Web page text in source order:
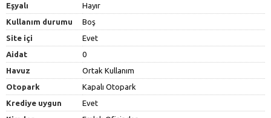
Eşyalı
Hayır
Kullanım durumu
Boş
Site içi
Evet
Aidat
0
Havuz
Ortak Kullanım
Otopark
Kapalı Otopark
Krediye uygun
Evet